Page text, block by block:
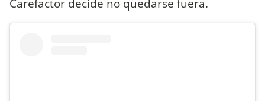
Carefactor decide no quedarse fuera.